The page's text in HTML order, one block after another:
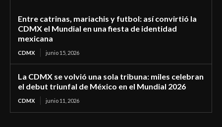
Entre catrinas, mariachis y futbol: así convirtió la
CDMX el Mundial en una fiesta de identidad
mexicana
CDMX junio 15, 2026
La CDMX se volvió una sola tribuna: miles celebran
el debut triunfal de México en el Mundial 2026
CDMX junio 11, 2026